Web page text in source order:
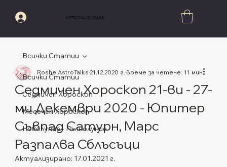
ASTROTALKS.ONLINE
Всички Статии
Седмичен Хороскоп
Месечен Хороскоп
Новолуние - Пълнолуние
Всички Статии
Седмичен Хороскоп 21-ви - 27-
ми Декември 2020 - Юпитер
Съвпад Сатурн, Марс
Разпалва Сблъсъци
Roshe AstroTalks21.12.2020 г.време за четене: 11 мин.
Актуализирано: 17.01.2021 г.